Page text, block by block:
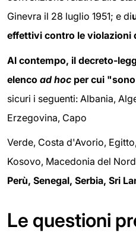
Ginevra il 28 luglio 1951; e di
effettivi contro le violazioni
Al contempo, il decreto-
elenco ad hoc per cui "sono
sicuri i seguenti: Albania,
Erzegovina, Capo
Verde, Costa d'Avorio,
Kosovo, Macedonia del
Perù, Senegal, Serbia, Sri
Le questioni